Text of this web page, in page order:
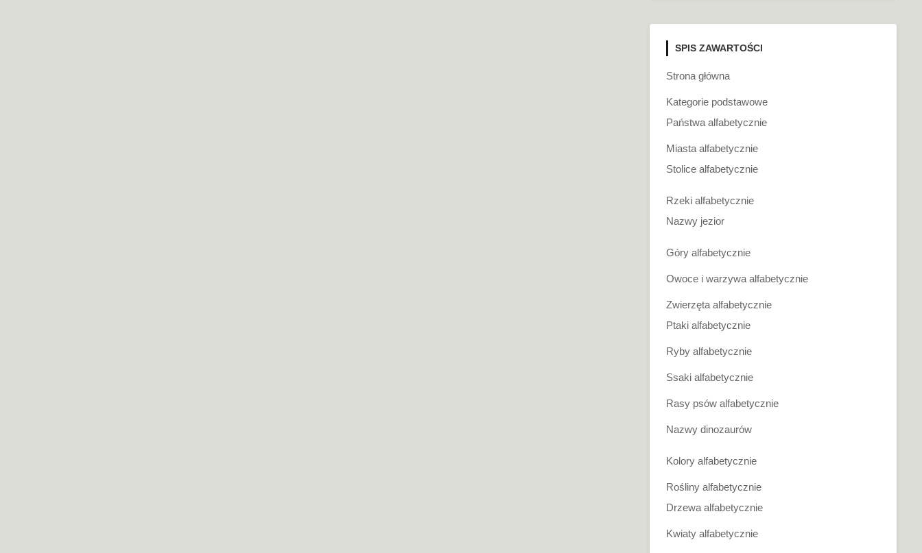
SPIS ZAWARTOŚCI
Strona główna
Kategorie podstawowe
Państwa alfabetycznie
Miasta alfabetycznie
Stolice alfabetycznie
Rzeki alfabetycznie
Nazwy jezior
Góry alfabetycznie
Owoce i warzywa alfabetycznie
Zwierzęta alfabetycznie
Ptaki alfabetycznie
Ryby alfabetycznie
Ssaki alfabetycznie
Rasy psów alfabetycznie
Nazwy dinozaurów
Kolory alfabetycznie
Rośliny alfabetycznie
Drzewa alfabetycznie
Kwiaty alfabetycznie